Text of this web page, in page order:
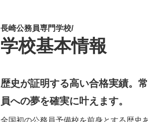
長崎公務員専門学校/
学校基本情報
歴史が証明する高い合格実績。
員への夢を確実に叶えます。
全国初の公務員予備校を前身とする歴史